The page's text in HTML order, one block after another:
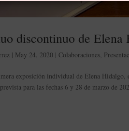
discontinuo de Elena
| May 24, 2020 |Colaboraciones,
exposición individual de Elena
para las fechas 6 y 28 de marzo de